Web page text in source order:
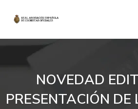
NOVEDAD
PRESENTACIÓN DE